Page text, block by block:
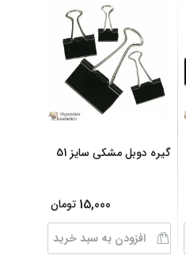
گیره دوبل مشکی سایز 51
15,000 تومان
افزودن به سبد خرید